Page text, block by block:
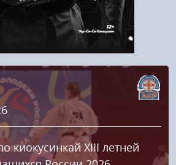
киокусинкай XIII летней